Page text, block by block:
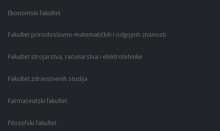
Ekonomski fakultet
Fakultet prirodoslovno-matematičkih i odgojnih znanosti
Fakultet strojarstva, računarstva i elektrotehnike
Fakultet zdravstvenih studija
Farmaceutski fakultet
Filozofski fakultet